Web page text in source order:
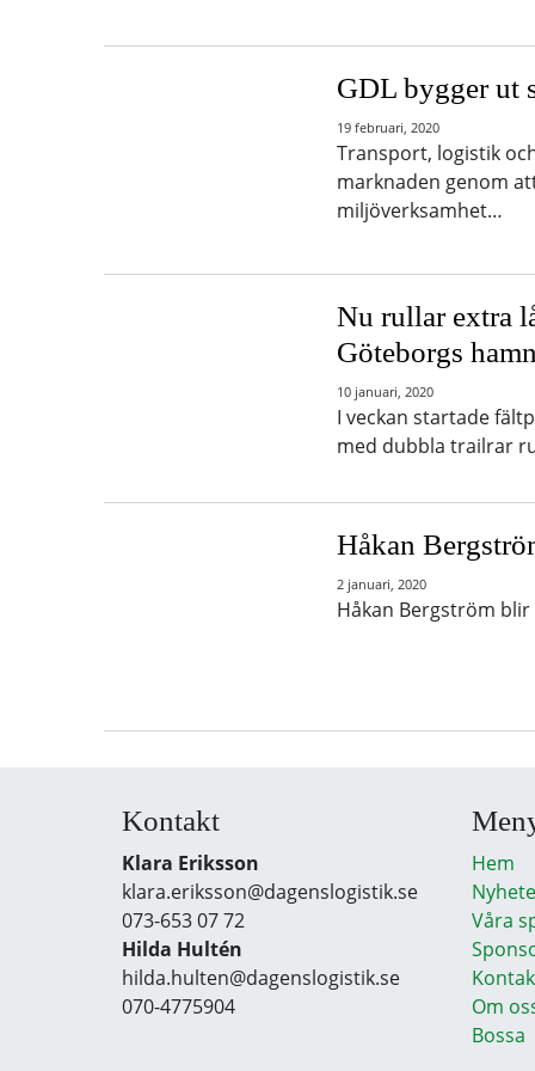
GDL bygger ut
19 februari, 2020
Transport, logistik
marknaden genom
miljöverksamhet…
Nu rullar extra
Göteborgs
10 januari, 2020
I veckan startade
med dubbla trailrar
Håkan
2 januari, 2020
Håkan Bergström blir
Kontakt
Klara Eriksson
klara.eriksson@dagenslogistik.se
073-653 07 72
Hilda Hultén
hilda.hulten@dagenslogistik.se
070-4775904
Hem
Våra
Om
Bossa